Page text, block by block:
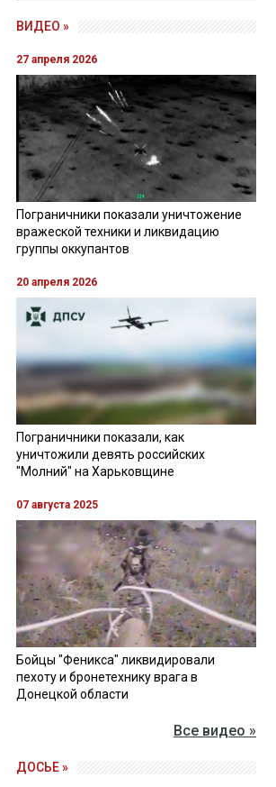
ВИДЕО »
27 апреля 2026
Пограничники показали уничтожение
вражеской техники и ликвидацию
группы оккупантов
20 апреля 2026
Пограничники показали, как
уничтожили девять российских
"Молний" на Харьковщине
07 августа 2025
Бойцы "Феникса" ликвидировали
пехоту и бронетехнику врага в
Донецкой области
Все видео »
ДОСЬЕ »